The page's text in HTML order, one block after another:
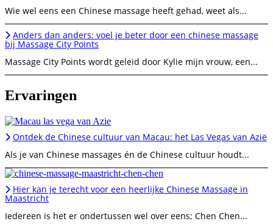
Wie wel eens een Chinese massage heeft gehad, weet als...
Anders dan anders: voel je beter door een chinese massage
bij Massage City Points
Massage City Points wordt geleid door Kylie mijn vrouw, een...
Ervaringen
Ontdek de Chinese cultuur van Macau: het Las Vegas van Azië
Als je van Chinese massages én de Chinese cultuur houdt...
Hier kan je terecht voor een heerlijke Chinese Massage in
Maastricht
Iedereen is het er ondertussen wel over eens; Chen Chen...